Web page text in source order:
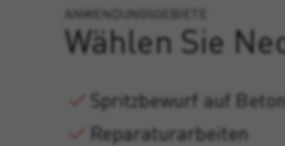
ANWENDUNGSGEBIETE
Wählen Sie
Spritzbewurf auf
Reparaturarbeiten